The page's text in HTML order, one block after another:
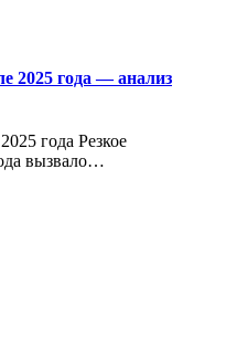
2025 года — анализ
года Резкое
вызвало…